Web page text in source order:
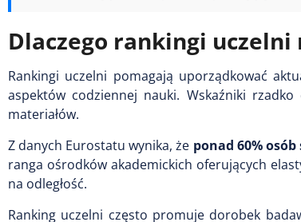
Dlaczego rankingi
Rankingi uczelni pomagają uporządkować
aspektów codziennej nauki. Wskaźniki
materiałów.
Z danych Eurostatu wynika, że ponad 60%
ranga ośrodków akademickich oferujących
na odległość.
Ranking uczelni często promuje dorobek